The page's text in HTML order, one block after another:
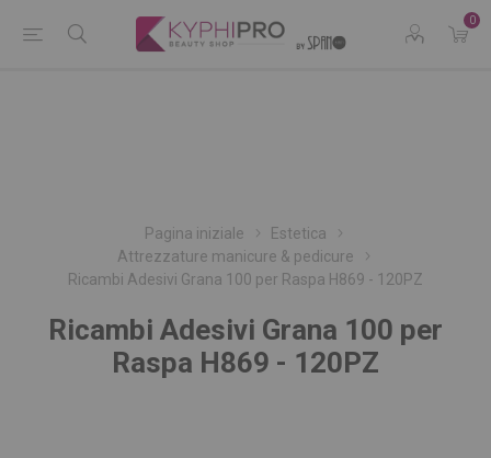
0
Pagina iniziale
Estetica
Attrezzature manicure & pedicure
Ricambi Adesivi Grana 100 per Raspa H869 - 120PZ
Ricambi Adesivi Grana 100 per
Raspa H869 - 120PZ